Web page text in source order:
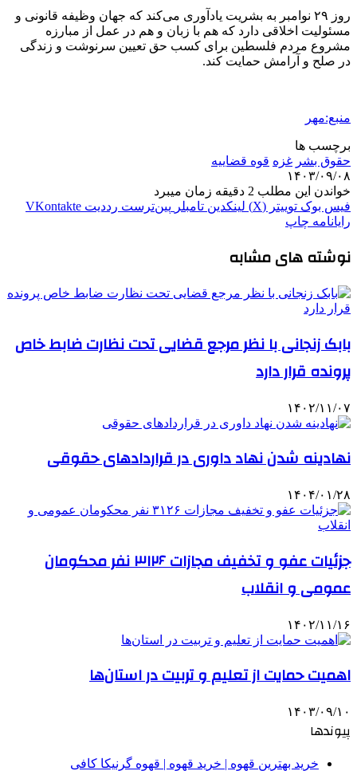
روز ۲۹ نوامبر به بشریت یادآوری می‌کند که جهان وظیفه قانونی و
مسئولیت اخلاقی دارد که هم با زبان و هم در عمل از مبارزه
مشروع مردم فلسطین برای کسب حق تعیین سرنوشت و زندگی
در صلح و آرامش حمایت کند.
منبع:مهر
برچسب ها
حقوق بشر غزه قوه قضاییه
۱۴۰۳/۰۹/۰۸
خواندن این مطلب 2 دقیقه زمان میبرد
فیس بوک توییتر (X) لینکدین ‫تامبلر ‫پین‌ترست ‫رددیت ‫VKontakte
رایانامه چاپ
نوشته های مشابه
بابک زنجانی با نظر مرجع قضایی تحت نظارت ضابط خاص
پرونده قرار دارد
۱۴۰۲/۱۱/۰۷
نهادینه شدن نهاد داوری در قراردادهای حقوقی
۱۴۰۴/۰۱/۲۸
جزئیات عفو و تخفیف مجازات ۳۱۲۶ نفر محکومان
عمومی و انقلاب
۱۴۰۲/۱۱/۱۶
اهمیت حمایت از تعلیم و تربیت در استان‌ها
۱۴۰۳/۰۹/۱۰
پیوندها
خرید بهترین قهوه | خرید قهوه | قهوه گرنیکا کافی